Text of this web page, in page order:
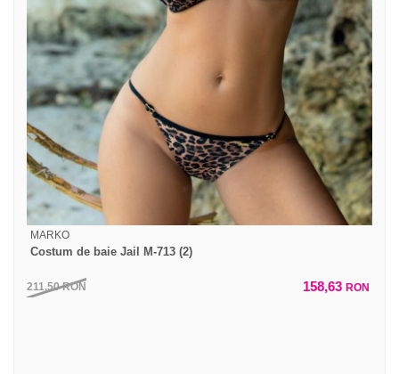
MARKO
Costum de baie Jail M-713 (2)
211,50RON 158,63 RON